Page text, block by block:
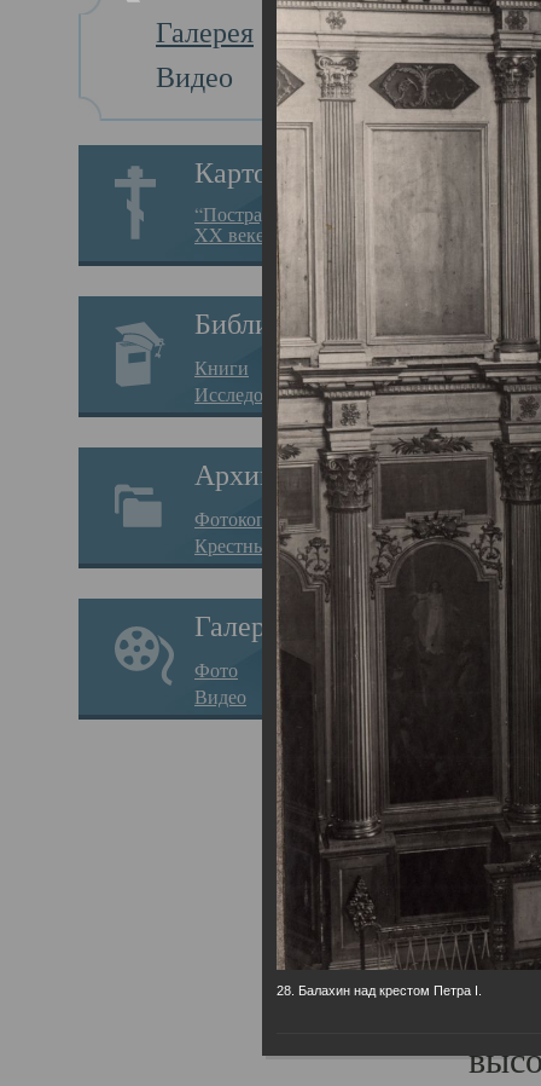
Галерея
Видео
Картотека
“Пострадавшие за веру в
XX веке на Севере”
Библиотека
Книги
Исследования
Архив
Фотокопии дел
Крестные ходы
Галерея
Фото
Видео
Главная
28. Балахин над крестом Петра I.